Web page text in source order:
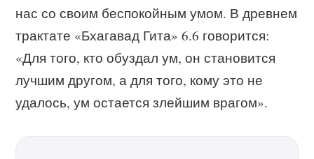
нас со своим беспокойным умом. В древнем
трактате «Бхагавад Гита» 6.6 говорится:
«Для того, кто обуздал ум, он становится
лучшим другом, а для того, кому это не
удалось, ум остается злейшим врагом».